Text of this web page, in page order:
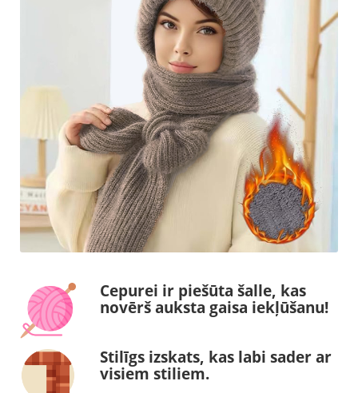
Cepurei ir piešūta šalle, kas
novērš auksta gaisa iekļūšanu!
Stilīgs izskats, kas labi sader ar
visiem stiliem.